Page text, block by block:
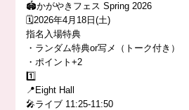
🏟️かがやきフェス Spring 2026
🗓️2026年4月18日(土)
指名入場特典
・ランダム特典or写メ（トーク付き）
・ポイント+2
1️⃣
📍Eight Hall
🎤ライブ 11:25-11:50